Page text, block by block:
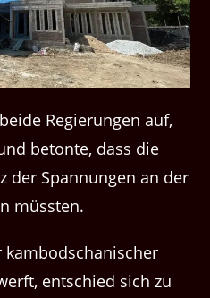
Regierungen auf,
betonte, dass die
der Spannungen an der
müssten.
kambodschanischer
entschied sich zu